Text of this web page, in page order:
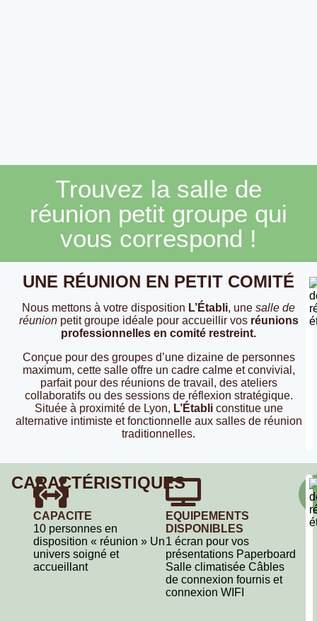
Trouvez la salle de
réunion petit groupe qui
vous correspond !
UNE RÉUNION EN PETIT COMITÉ
Nous mettons à votre disposition L’Établi, une salle de
réunionpetit groupe idéale pour accueillir vos réunions
professionnelles en comité restreint.
Conçue pour des groupes d’une dizaine de personnes
maximum, cette salle offre un cadre calme et convivial,
parfait pour des réunions de travail, des ateliers
collaboratifs ou des sessions de réflexion stratégique.
Située à proximité de Lyon, L’Établiconstitue une
alternative intimiste et fonctionnelle aux salles de réunion
traditionnelles.
CARACTÉRISTIQUES
CAPACITE
10 personnes en
disposition « réunion » Un
univers soigné et
accueillant
EQUIPEMENTS
DISPONIBLES
1 écran pour vos
présentations Paperboard
Salle climatisée Câbles
de connexion fournis et
connexion WIFI